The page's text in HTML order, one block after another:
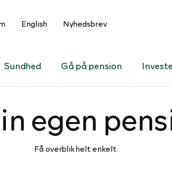
English Nyhedsbrev
Sundhed Gå på pension
egen
Få overblik helt enkelt